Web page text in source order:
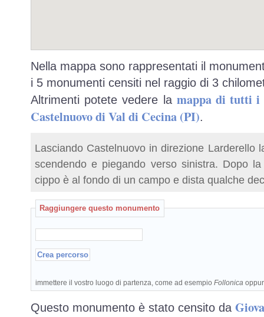
Nella mappa sono rappresentati il
i 5 monumenti censiti nel raggio di 3
Altrimenti potete vedere la mappa di tutti i
Castelnuovo di Val di Cecina (PI).
Lasciando Castelnuovo in direzione Larderello
scendendo e piegando verso sinistra. Dopo
cippo è al fondo di un campo e dista qualche
Raggiungere questo monumento
immettere il vostro luogo di partenza, come ad esempio Follonica
Questo monumento è stato censito da